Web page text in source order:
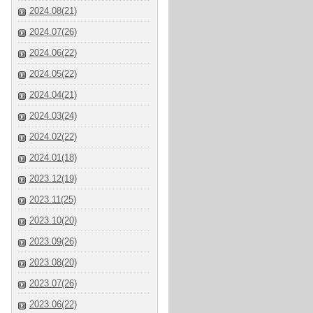
2024.08(21)
2024.07(26)
2024.06(22)
2024.05(22)
2024.04(21)
2024.03(24)
2024.02(22)
2024.01(18)
2023.12(19)
2023.11(25)
2023.10(20)
2023.09(26)
2023.08(20)
2023.07(26)
2023.06(22)